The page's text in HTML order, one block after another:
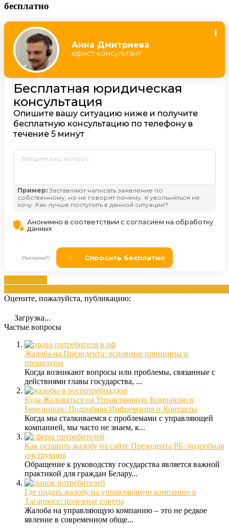
бесплатно
Оцените, пожалуйста, публикацию:
Загрузка...
Частые вопросы
Жалоба на Президента: основные принципы и
процедуры
Когда возникают вопросы или проблемы, связанные с
действиями главы государства, ...
Куда Жаловаться на Управляющую Компанию в
Березниках: Подробная Информация и Контакты
Когда мы сталкиваемся с проблемами с управляющей
компанией, мы часто не знаем, к...
Как оставить жалобу на сайте Президента РБ: подробная
инструкция
Обращение к руководству государства является важной
практикой для граждан Белару...
Где подать жалобу на управляющую компанию в
Таганроге: полезные советы
Жалоба на управляющую компанию – это не редкое
явление в современном обще...